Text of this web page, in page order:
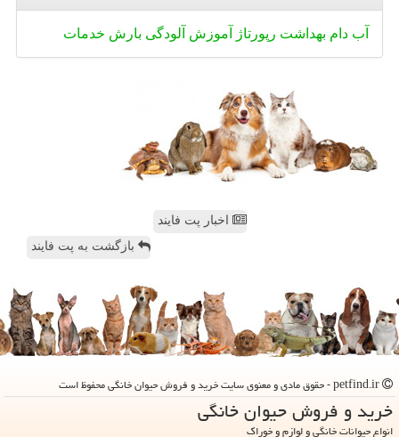
آب دام بهداشت رپورتاژ آموزش آلودگی بارش خدمات
اخبار پت فایند
بازگشت به پت فایند
خرید و فروش حیوان خانگی
انواع حیوانات خانگی و لوازم و خوراک